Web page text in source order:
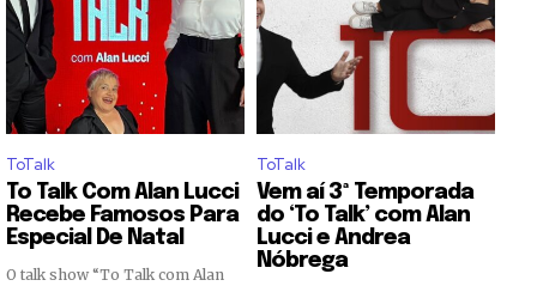
ToTalk
To Talk Com Alan Lucci
Recebe Famosos Para
Especial De Natal
O talk show “To Talk com Alan
ToTalk
Vem aí 3ª Temporada
do ‘To Talk’ com Alan
Lucci e Andrea
Nóbrega